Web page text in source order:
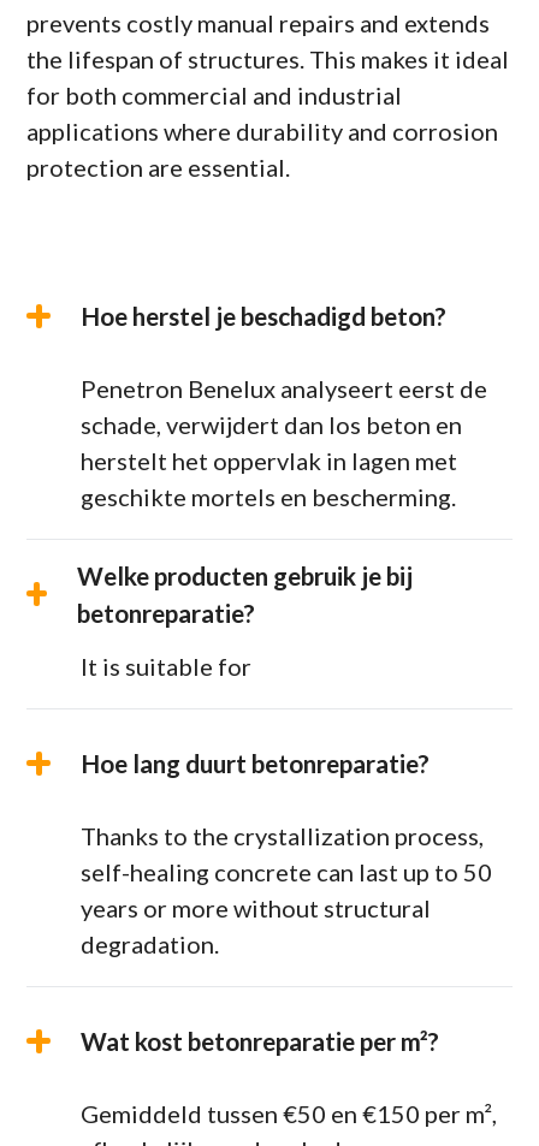
prevents costly manual repairs and extends
the lifespan of structures. This makes it ideal
for both commercial and industrial
applications where durability and corrosion
protection are essential.
Hoe herstel je beschadigd beton?
Penetron Benelux analyseert eerst de
schade, verwijdert dan los beton en
herstelt het oppervlak in lagen met
geschikte mortels en bescherming.
Welke producten gebruik je bij
betonreparatie?
It is suitable for
Hoe lang duurt betonreparatie?
Thanks to the crystallization process,
self-healing concrete can last up to 50
years or more without structural
degradation.
Wat kost betonreparatie per m²?
Gemiddeld tussen €50 en €150 per m²,